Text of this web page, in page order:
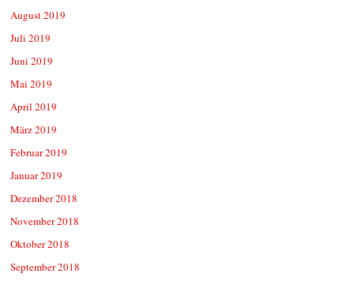
August 2019
Juli 2019
Juni 2019
Mai 2019
April 2019
März 2019
Februar 2019
Januar 2019
Dezember 2018
November 2018
Oktober 2018
September 2018